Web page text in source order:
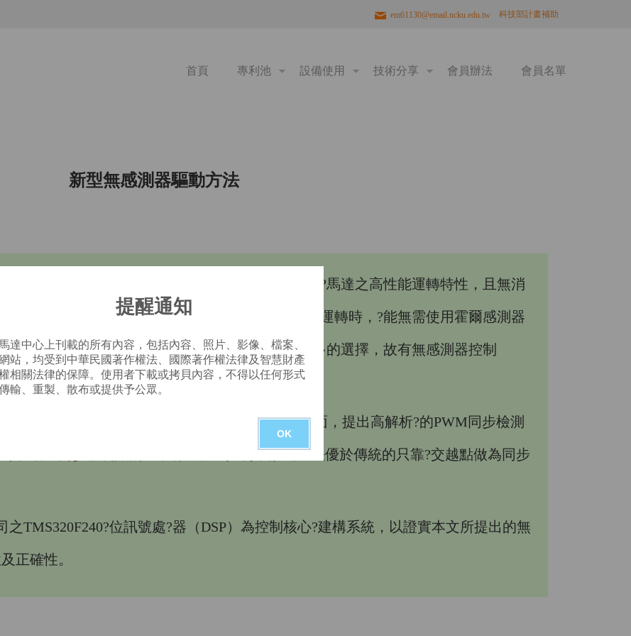
科技部計畫補助
em61130@email.ncku.edu.tw
首頁 專利池 設備使用 技術分享 會員辦法 會員名單
提醒通知
馬達中心上刊載的所有內容，包括內容、照片、影像、檔案、
站，均受到中華民國著作權法、國際著作權法律及智慧財產
相關法律的保障。使用者下載或拷貝內容，不得以任何形式
輸、重製、散布或提供予公眾。
OK
新型無感測器驅動方法
且控制容?，經適當電子式換相，可使其具有如直?馬達之高性能運轉特性，且無消
優點，故具高效?運轉的特性。但一般直?無刷馬達運轉時，?能無需使用霍爾感測器
動，除?會?符合經濟效?外，在應用場合上也有較多的選擇，故有無感測器控制
法被提出。
無感測器控制，主要在啟動後的轉子位置估測方面，提出高解析?的PWM同步檢測
以增加同步檢測點的??，有?於速?控制，故此方法優於傳統的只靠?交越點做為同步
TMS320F240?位訊號處?器（DSP）為控制核心?建構系統，以證實本文所提出的無
正確性。